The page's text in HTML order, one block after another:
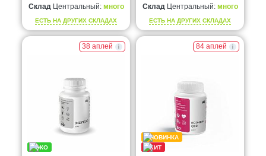
СкладЦентральный: много
ЕСТЬ НА ДРУГИХ СКЛАДАХ
СкладЦентральный: много
ЕСТЬ НА ДРУГИХ СКЛАДАХ
38 аплей 84 аплей